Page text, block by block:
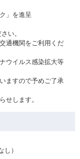
」を進呈
い。
通機関をご利用くだ
ウイルス感染拡大等
ますので予めご了承
せします。
し）